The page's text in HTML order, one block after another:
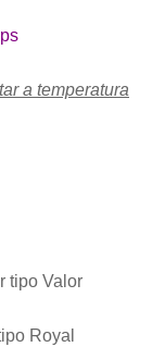
a temperatura
tipo Valor
Royal